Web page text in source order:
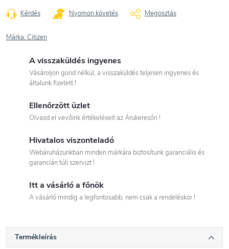
Kérdés Nyomon követés Megosztás
Márka: Citizen
A visszaküldés ingyenes
Vásároljon gond nélkül, a visszaküldés teljesen ingyenes és
általunk fizetett !
Ellenőrzött üzlet
Olvasd el vevőink értékeléseit az Árukeresőn !
Hivatalos viszonteladó
Webáruházunkban minden márkára biztosítunk garanciális és
garancián túli szervizt !
Itt a vásárló a főnök
A vásárló mindig a legfontosabb, nem csak a rendeléskor !
Termékleírás